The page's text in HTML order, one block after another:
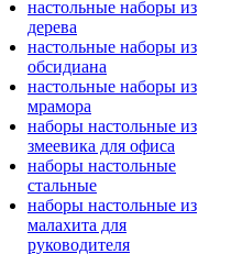
настольные наборы из
дерева
настольные наборы из
обсидиана
настольные наборы из
мрамора
наборы настольные из
змеевика для офиса
наборы настольные
стальные
наборы настольные из
малахита для
руководителя